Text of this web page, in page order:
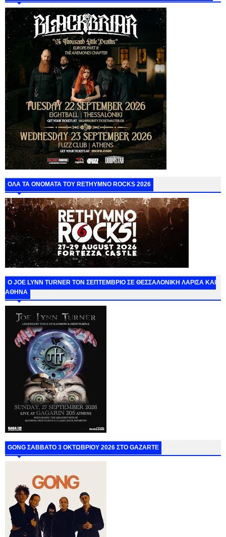
ΟΛΑ ΤΑ ΟΝΟΜΑΤΑ ΤΟΥ RETHYMNO ROCKS 2026
O JOE LYNN TURNER ΤΟΝ ΣΕΠΤΕΜΒΡΙΟ ΣΕ ΘΕΣΣΑΛΟΝΙΚΗ ΛΑΡΙΣΑ ΚΑΙ
ΑΘΗΝΑ
GONG ΣΑΒΒΑΤΟ 3 ΟΚΤΩΒΡΙΟΥ 2026 ΣΤΟ GAZARTE